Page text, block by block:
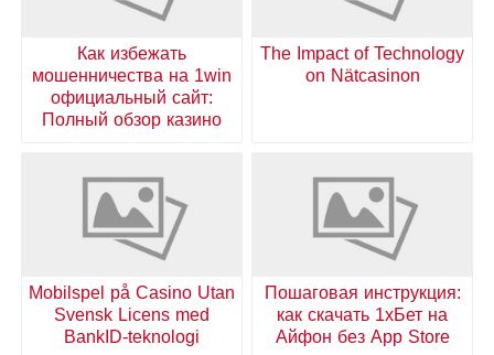
The Impact of Technology
on Nätcasinon
Как избежать
мошенничества на 1win
официальный сайт:
Полный обзор казино
Пошаговая инструкция:
как скачать 1хБет на
Айфон без App Store
Mobilspel på Casino Utan
Svensk Licens med
BankID-teknologi